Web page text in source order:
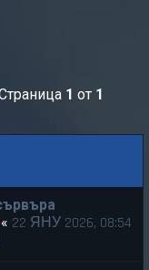
1 от 1
« 22 ЯНУ 2026, 08:54